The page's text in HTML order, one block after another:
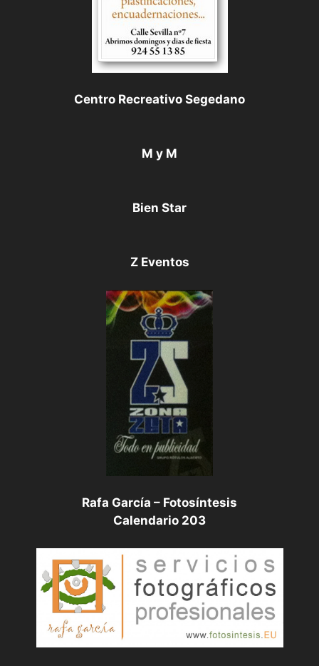
Centro Recreativo Segedano
M y M
Bien Star
Z Eventos
Rafa García – Fotosíntesis
Calendario 203